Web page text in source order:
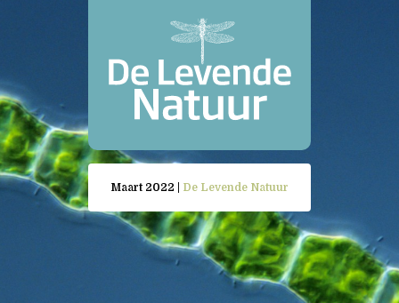
Maart 2022 | De Levende Natuur